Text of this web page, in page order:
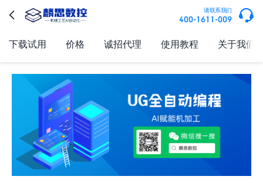
 请联系我们
400-1611-009 
下载试用 价格 诚招代理 使用教程 关于我们